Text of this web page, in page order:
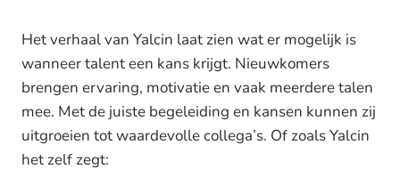
Het verhaal van Yalcin laat zien wat er mogelijk is
wanneer talent een kans krijgt. Nieuwkomers
brengen ervaring, motivatie en vaak meerdere talen
mee. Met de juiste begeleiding en kansen kunnen zij
uitgroeien tot waardevolle collega’s. Of zoals Yalcin
het zelf zegt: